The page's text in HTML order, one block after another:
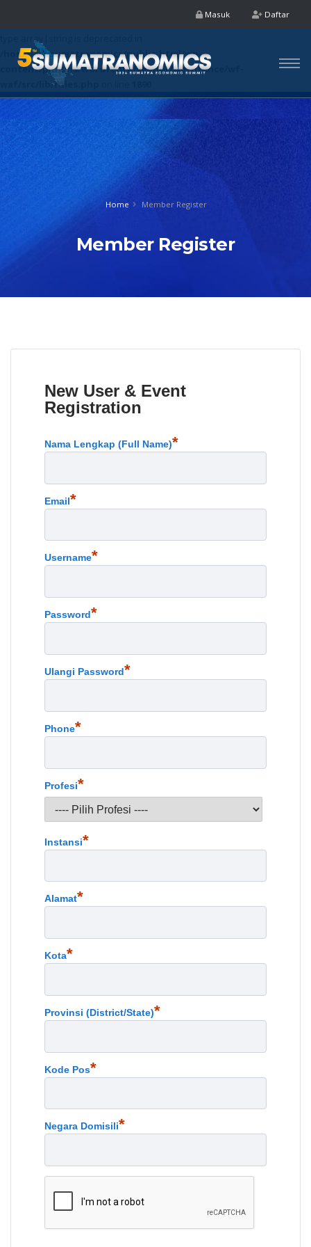
: preg_replace(): Passing null to parameter #3 ($subject) of
type array|string is deprecated in
/home/cpasumatranomics/public_html/wp-
content/plugins/wordfence/vendor/wordfence/wf-
waf/src/lib/rules.php
Masuk Daftar
Home Member Register
Member Register
New User & Event
Registration
Nama Lengkap (Full Name)*
Email*
Username*
Password*
Ulangi Password*
Phone*
Profesi*
Instansi*
Alamat*
Kota*
Provinsi (District/State)*
Kode Pos*
Negara Domisili*